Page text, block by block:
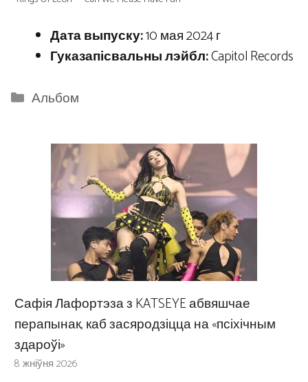
Дата выпуску:10 мая 2024 г
Гуказапісвальны лэйбл:Capitol Records
Categories
Альбом
Сафія Лафортэза з KATSEYE абвяшчае
перапынак, каб засяродзіцца на «псіхічным
здароўі»
8 жніўня 2026